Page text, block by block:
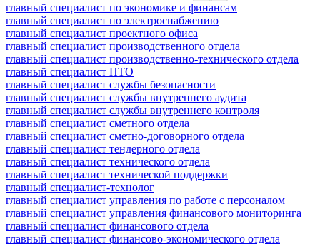
главный специалист по экономике и финансам
главный специалист по электроснабжению
главный специалист проектного офиса
главный специалист производственного отдела
главный специалист производственно-технического отдела
главный специалист ПТО
главный специалист службы безопасности
главный специалист службы внутреннего аудита
главный специалист службы внутреннего контроля
главный специалист сметного отдела
главный специалист сметно-договорного отдела
главный специалист тендерного отдела
главный специалист технического отдела
главный специалист технической поддержки
главный специалист-технолог
главный специалист управления по работе с персоналом
главный специалист управления финансового мониторинга
главный специалист финансового отдела
главный специалист финансово-экономического отдела